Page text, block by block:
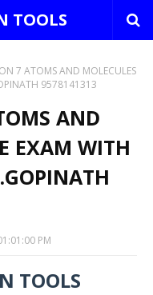
TOOLS
7 ATOMS AND MOLECULES
9578141313
AND
EXAM WITH
PM
TOOLS